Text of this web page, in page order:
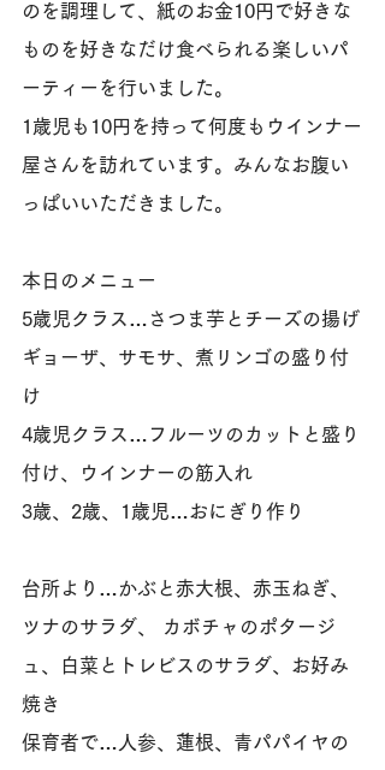
のを調理して、紙のお金10円で好きな
ものを好きなだけ食べられる楽しいパ
ーティーを行いました。
1歳児も10円を持って何度もウインナー
屋さんを訪れています。みんなお腹い
っぱいいただきました。
本日のメニュー
5歳児クラス…さつま芋とチーズの揚げ
ギョーザ、サモサ、煮リンゴの盛り付
け
4歳児クラス…フルーツのカットと盛り
付け、ウインナーの筋入れ
3歳、2歳、1歳児…おにぎり作り
台所より…かぶと赤大根、赤玉ねぎ、
ツナのサラダ、 カボチャのポタージ
ュ、白菜とトレビスのサラダ、お好み
焼き
保育者で…人参、蓮根、青パパイヤの